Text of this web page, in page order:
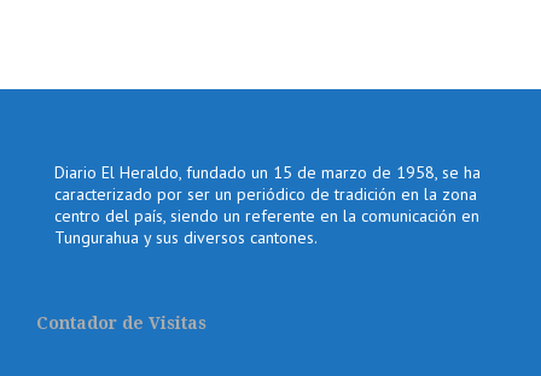
Diario El Heraldo, fundado un 15 de marzo de 1958, se ha
caracterizado por ser un periódico de tradición en la zona
centro del país, siendo un referente en la comunicación en
Tungurahua y sus diversos cantones.
Contador de Visitas